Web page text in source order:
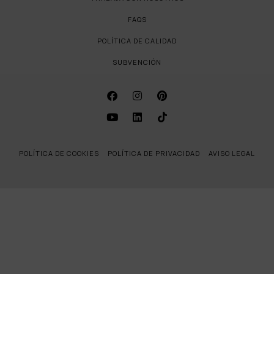
FAQS
POLÍTICA DE CALIDAD
SUBVENCIÓN
POLÍTICA DE COOKIES POLÍTICA DE PRIVACIDAD AVISO LEGAL